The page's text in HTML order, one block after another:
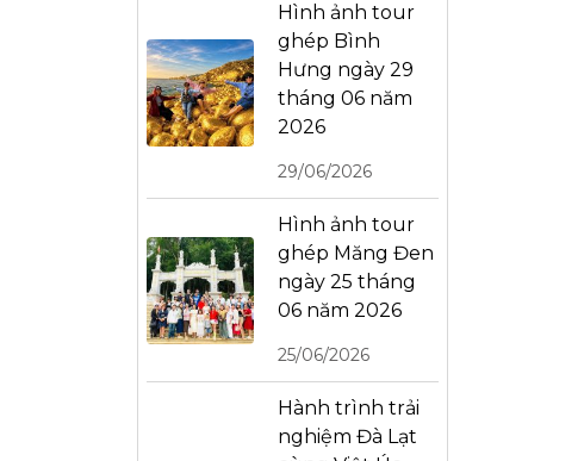
Hình ảnh tour
ghép Bình
Hưng ngày 29
tháng 06 năm
2026
29/06/2026
Hình ảnh tour
ghép Măng Đen
ngày 25 tháng
06 năm 2026
25/06/2026
Hành trình trải
nghiệm Đà Lạt